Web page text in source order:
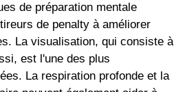
de préparation mentale
de penalty à améliorer
La visualisation, qui consiste à
est l'une des plus
La respiration profonde et la